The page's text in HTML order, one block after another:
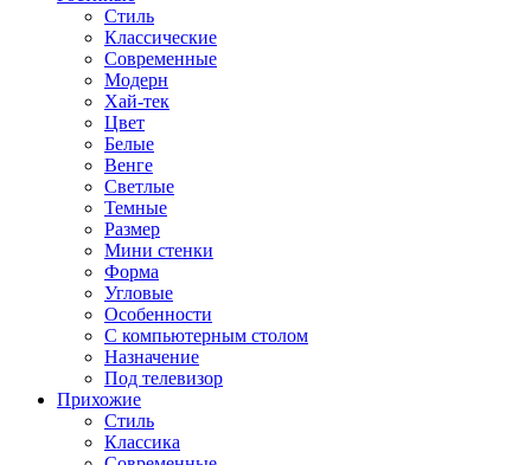
Стиль
Классические
Современные
Модерн
Хай-тек
Цвет
Белые
Венге
Светлые
Темные
Размер
Мини стенки
Форма
Угловые
Особенности
С компьютерным столом
Назначение
Под телевизор
Прихожие
Стиль
Классика